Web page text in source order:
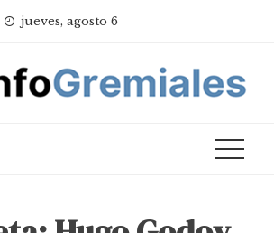
jueves, agosto 6